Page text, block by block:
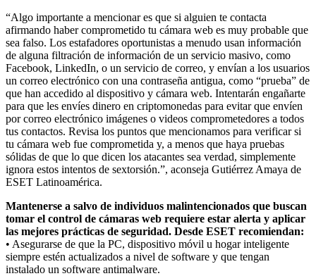
“Algo importante a mencionar es que si alguien te contacta
afirmando haber comprometido tu cámara web es muy probable que
sea falso. Los estafadores oportunistas a menudo usan información
de alguna filtración de información de un servicio masivo, como
Facebook, LinkedIn, o un servicio de correo, y envían a los usuarios
un correo electrónico con una contraseña antigua, como “prueba” de
que han accedido al dispositivo y cámara web. Intentarán engañarte
para que les envíes dinero en criptomonedas para evitar que envíen
por correo electrónico imágenes o videos comprometedores a todos
tus contactos. Revisa los puntos que mencionamos para verificar si
tu cámara web fue comprometida y, a menos que haya pruebas
sólidas de que lo que dicen los atacantes sea verdad, simplemente
ignora estos intentos de sextorsión.”, aconseja Gutiérrez Amaya de
ESET Latinoamérica.
Mantenerse a salvo de individuos malintencionados que buscan
tomar el control de cámaras web requiere estar alerta y aplicar
las mejores prácticas de seguridad. Desde ESET recomiendan:
• Asegurarse de que la PC, dispositivo móvil u hogar inteligente
siempre estén actualizados a nivel de software y que tengan
instalado un software antimalware.